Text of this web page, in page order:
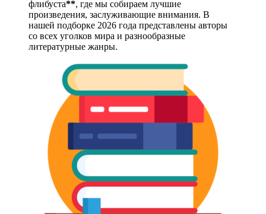
флибуста**, где мы собираем лучшие
произведения, заслуживающие внимания. В
нашей подборке 2026 года представлены авторы
со всех уголков мира и разнообразные
литературные жанры.